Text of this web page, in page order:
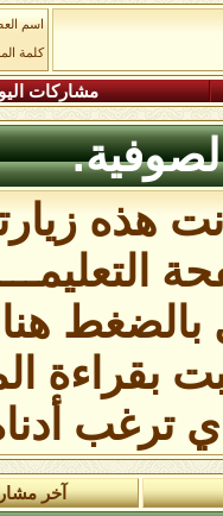
اسم
كلمة
مشاركات
هذه
بالضغط هنا
بقراءة
ترغب
آخر